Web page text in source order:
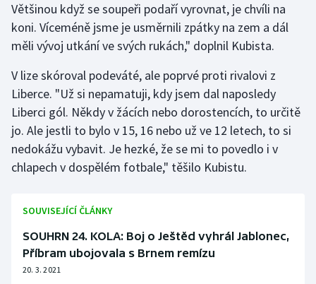
Ragby
Rychlobruslení
Rychlostní kanoistika
Short track
Sportovní střelba
Veslování
Většinou když se soupeři podaří vyrovnat, je chvíli na
koni. Víceméně jsme je usměrnili zpátky na zem a dál
měli vývoj utkání ve svých rukách," doplnil Kubista.
V lize skóroval podeváté, ale poprvé proti rivalovi z
Liberce. "Už si nepamatuji, kdy jsem dal naposledy
Liberci gól. Někdy v žácích nebo dorostencích, to určitě
jo. Ale jestli to bylo v 15, 16 nebo už ve 12 letech, to si
nedokážu vybavit. Je hezké, že se mi to povedlo i v
chlapech v dospělém fotbale," těšilo Kubistu.
SOUVISEJÍCÍ ČLÁNKY
SOUHRN 24. KOLA: Boj o Ještěd vyhrál Jablonec,
Příbram ubojovala s Brnem remízu
20. 3. 2021